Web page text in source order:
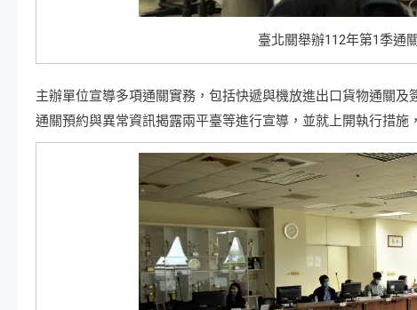
臺北關舉辦112年第1季通
主辦單位宣導多項通關實務，包括快遞與機放進出口貨物通關
通關預約與異常資訊揭露兩平臺等進行宣導，並就上開執行措